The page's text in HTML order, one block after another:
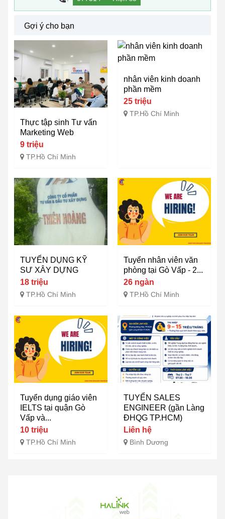
Gợi ý cho bạn
Thực tập sinh Tư vấn
Marketing Web
9 triệu
TP.Hồ Chí Minh
nhân viên kinh doanh
phần mềm
25 triệu
TP.Hồ Chí Minh
TUYỂN DỤNG KỸ
SƯ XÂY DỰNG
18 triệu
TP.Hồ Chí Minh
Tuyển nhân viên văn
phòng tại Gò Vấp - 2...
26 ngàn
TP.Hồ Chí Minh
Tuyển dụng giáo viên
IELTS tại quận Gò
Vấp và...
10 triệu
TP.Hồ Chí Minh
TUYỂN SALES
ENGINEER (gần Làng
ĐHQG TP.HCM)
Liên hệ
Bình Dương